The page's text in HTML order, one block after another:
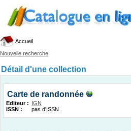
Accueil
Nouvelle recherche
Détail d'une collection
Carte de randonnée
Editeur : IGN
ISSN :
pas d'ISSN